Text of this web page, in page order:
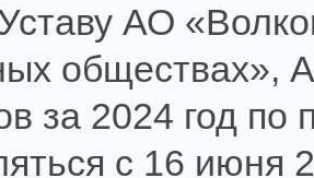
АО
обществах»,
за 2024 год по
с 16 июня